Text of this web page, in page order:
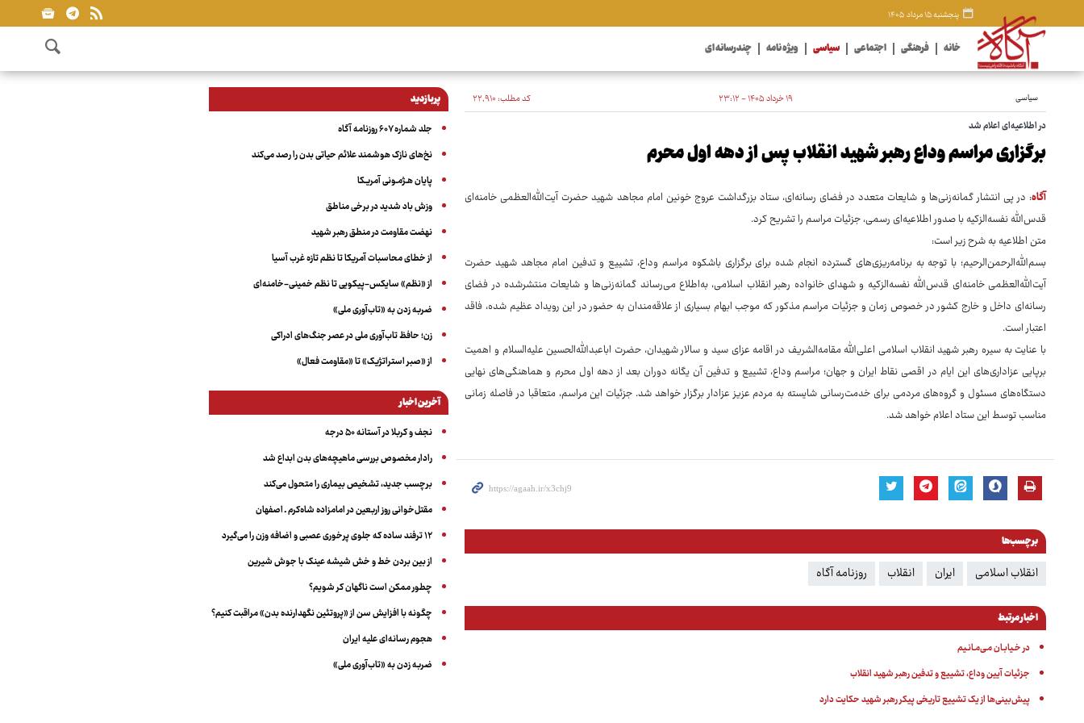
پنجشنبه ۱۵ مرداد ۱۴۰۵
خانه فرهنگی اجتماعی سیاسی ویژه نامه چندرسانه ای
سیاسی ۱۹ خرداد ۱۴۰۵ - ۲۳:۱۲ کد مطلب:۲۲٬۹۱۰
در اطلاعیه‌ای اعلام شد
برگزاری مراسم وداع رهبر شهید انقلاب پس از دهه اول محرم
آگاه: در پی انتشار گمانه‌زنی‌ها و شایعات متعدد در فضای رسانه‌ای، ستاد بزرگداشت عروج خونین امام مجاهد شهید حضرت آیت‌الله‌العظمی خامنه‌ای
قدس‌الله ‌نفسه‌الزکیه با صدور اطلاعیه‌ای رسمی، جزئیات مراسم را تشریح کرد.
متن اطلاعیه به شرح زیر است:
بسم‌الله‌الرحمن‌الرحیم؛ با توجه به برنامه‌ریزی‌های گسترده انجام شده برای برگزاری باشکوه مراسم وداع، تشییع و تدفین امام مجاهد شهید حضرت
آیت‌الله‌العظمی خامنه‌ای قدس‌الله ‌نفسه‌الزکیه و شهدای خانواده رهبر انقلاب اسلامی، به‌اطلاع می‌رساند گمانه‌زنی‌ها و شایعات منتشرشده در فضای
رسانه‌ای داخل و خارج کشور در خصوص زمان و جزئیات مراسم مذکور که موجب ابهام بسیاری از علاقه‌مندان به حضور در این رویداد عظیم شده، فاقد
اعتبار است.
با عنایت به سیره رهبر شهید انقلاب اسلامی اعلی‌الله‌ مقامه‌الشریف در اقامه عزای سید و سالار شهیدان، حضرت اباعبدالله‌الحسین علیه‌السلام و اهمیت
برپایی عزاداری‌های این ایام در اقصی نقاط ایران و جهان؛ مراسم وداع، تشییع و تدفین آن یگانه دوران بعد از دهه اول محرم و هماهنگی‌های نهایی
دستگاه‌های مسئول و گروه‌های مردمی برای خدمت‌رسانی شایسته به مردم عزیز عزادار برگزار خواهد شد. جزئیات این مراسم، متعاقبا در فاصله زمانی
مناسب توسط این ستاد اعلام خواهد شد.
برچسب‌ها
انقلاب اسلامی ایران انقلاب روزنامه آگاه
اخبار مرتبط
در خـیابـان مـی‌مـانـیم
جزئیات آیین وداع، تشییع و تدفین رهبر شهید انقلاب
پیش‌بینی‌ها از یک تشییع تاریخی پیکر رهبر شهید حکایت دارد
پربازدید
جلد شماره ۶۰۷ روزنامه آگاه
نخ‌های نازک هوشمند علائم حیاتی بدن را رصد می‌کند
پایان هـژمـونی آمریـکا
وزش باد شدید در برخی مناطق
نهضت مقاومت در منطق رهبر شهید
از خطای محاسبات آمریکا تا نظم تازه غرب آسیا
از «نظم» سایکس-پیکویی تا نظم خمینی-خامنه‌ای
ضربه زدن به «تاب‌آوری ملی»
زن؛ حافظ تاب‌آوری ملی در عصر جنگ‌های ادراکی
از «صبر استراتژیک» تا «مقاومت فعال»
آخرین اخبار
نجف و کربلا در آستانه ۵۰ درجه
رادار مخصوص بررسی ماهیچه‌های بدن ابداع شد
برچسب جدید، تشخیص بیماری را متحول می‌کند
مقتل‌خوانی روز اربعین در امامزاده شاه‌کرم ـ اصفهان
۱۲ ترفند ساده که جلوی پرخوری عصبی و اضافه ‌وزن را می‌گیرد
از بین بردن خط و خش شیشه عینک با جوش شیرین
چطور ممکن است ناگهان کر شویم؟
چگونه با افزایش سن از «پروتئین نگهدارنده بدن» مراقبت کنیم؟
هجوم رسانه‌ای علیه ایران
ضربه زدن به «تاب‌آوری ملی»